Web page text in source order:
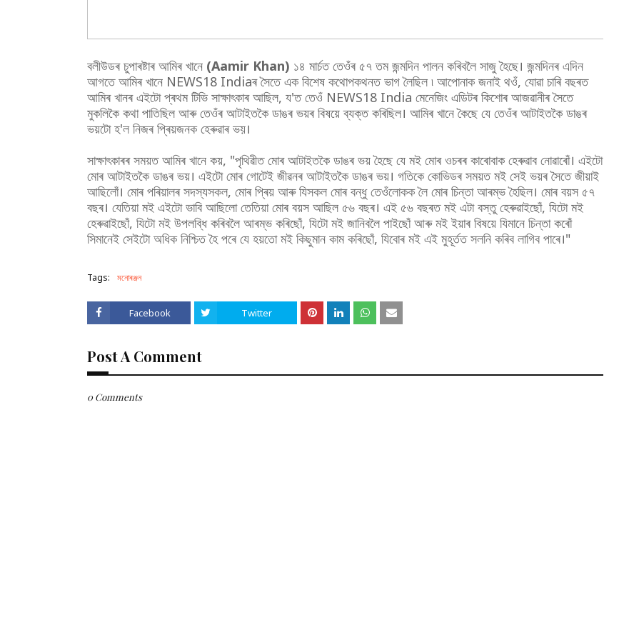
বলীউডৰ চুপাৰষ্টাৰ আমিৰ খানে (Aamir Khan) ১৪ মাৰ্চত তেওঁৰ ৫৭ তম জন্মদিন পালন কৰিবলৈ সাজু হৈছে। জন্মদিনৰ এদিন
আগতে আমিৰ খানে NEWS18 Indiaৰ সৈতে এক বিশেষ কথোপকথনত ভাগ লৈছিল ৷ আপোনাক জনাই থওঁ, যোৱা চাৰি বছৰত
আমিৰ খানৰ এইটো প্ৰথম টিভি সাক্ষাৎকাৰ আছিল, য'ত তেওঁ NEWS18 India মেনেজিং এডিটৰ কিশোৰ আজৱানীৰ সৈতে
মুকলিকৈ কথা পাতিছিল আৰু তেওঁৰ আটাইতকৈ ডাঙৰ ভয়ৰ বিষয়ে ব্যক্ত কৰিছিল। আমিৰ খানে কৈছে যে তেওঁৰ আটাইতকৈ ডাঙৰ
ভয়টো হ'ল নিজৰ প্ৰিয়জনক হেৰুৱাৰ ভয়।
সাক্ষাৎকাৰৰ সময়ত আমিৰ খানে কয়, "পৃথিৱীত মোৰ আটাইতকৈ ডাঙৰ ভয় হৈছে যে মই মোৰ ওচৰৰ কাৰোবাক হেৰুৱাব নোৱাৰোঁ। এইটো
মোৰ আটাইতকৈ ডাঙৰ ভয়। এইটো মোৰ গোটেই জীৱনৰ আটাইতকৈ ডাঙৰ ভয়। গতিকে কোভিডৰ সময়ত মই সেই ভয়ৰ সৈতে জীয়াই
আছিলোঁ। মোৰ পৰিয়ালৰ সদস্যসকল, মোৰ প্ৰিয় আৰু যিসকল মোৰ বন্ধু তেওঁলোকক লৈ মোৰ চিন্তা আৰম্ভ হৈছিল। মোৰ বয়স ৫৭
বছৰ। যেতিয়া মই এইটো ভাবি আছিলো তেতিয়া মোৰ বয়স আছিল ৫৬ বছৰ। এই ৫৬ বছৰত মই এটা বস্তু হেৰুৱাইছোঁ, যিটো মই
হেৰুৱাইছোঁ, যিটো মই উপলব্ধি কৰিবলৈ আৰম্ভ কৰিছোঁ, যিটো মই জানিবলৈ পাইছোঁ আৰু মই ইয়াৰ বিষয়ে যিমানে চিন্তা কৰোঁ
সিমানেই সেইটো অধিক নিশ্চিত হৈ পৰে যে হয়তো মই কিছুমান কাম কৰিছোঁ, যিবোৰ মই এই মুহূৰ্তত সলনি কৰিব লাগিব পাৰে।"
Tags: মনোৰঞ্জন
Facebook Twitter
Post A Comment
0 Comments